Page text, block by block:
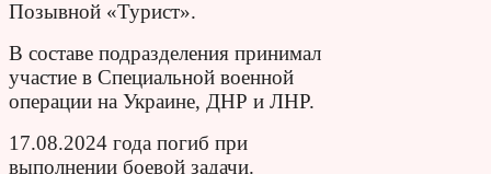
Позывной «Турист».
В составе подразделения принимал
участие в Специальной военной
операции на Украине, ДНР и ЛНР.
17.08.2024 года погиб при
выполнении боевой задачи.